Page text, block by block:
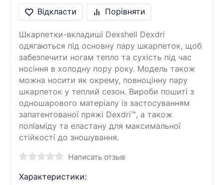
Відкласти Порівняти
Шкарпетки-вкладиші Dexshell Dexdri
одягаються під основну пару шкарпеток, щоб
забезпечити ногам тепло та сухість під час
носіння в холодну пору року. Модель також
можна носити як окрему, повноцінну пару
шкарпеток у теплий сезон. Вироби пошиті з
одношарового матеріалу із застосуванням
запатентованої пряжі Dexdri™, а також
поліаміду та еластану для максимальної
стійкості до зношування.
Написать отзыв
Характеристики: